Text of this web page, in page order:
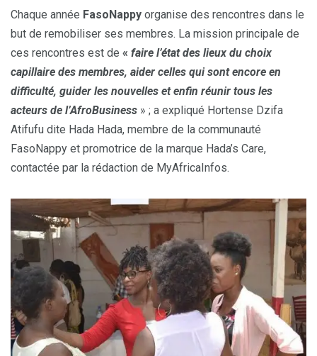
Chaque année FasoNappy organise des rencontres dans le
but de remobiliser ses membres. La mission principale de
ces rencontres est de « faire l’état des lieux du choix
capillaire des membres, aider celles qui sont encore en
difficulté, guider les nouvelles et enfin réunir tous les
acteurs de l’AfroBusiness » ; a expliqué Hortense Dzifa
Atifufu dite Hada Hada, membre de la communauté
FasoNappy et promotrice de la marque Hada’s Care,
contactée par la rédaction de MyAfricaInfos.